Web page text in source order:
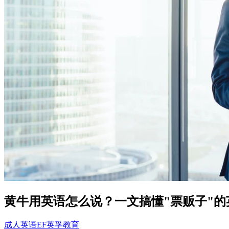
黄牛用英语怎么说？一文搞懂"票贩子"的
成人英语EF英孚教育